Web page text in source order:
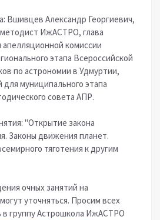
Вшивцев Александр Георгиевич,
ИжАСТРО, глава
комиссии
этапа Всероссийской
по астрономии в Удмуртии,
для муниципального этапа
совета АПР.
"Открытие закона
Законы движения планет.
тяготения к другим
очных занятий на
уточняться. Просим всех
в группу Астрошкола ИжАСТРО